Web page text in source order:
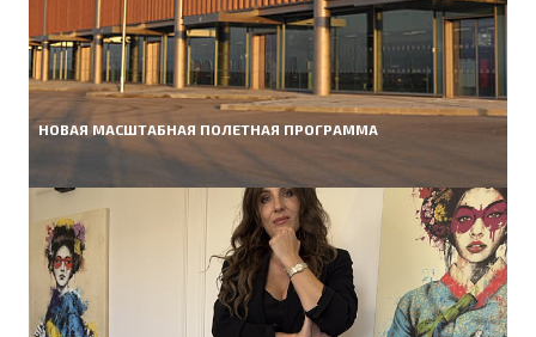
НОВАЯ МАСШТАБНАЯ ПОЛЕТНАЯ ПРОГРАММА